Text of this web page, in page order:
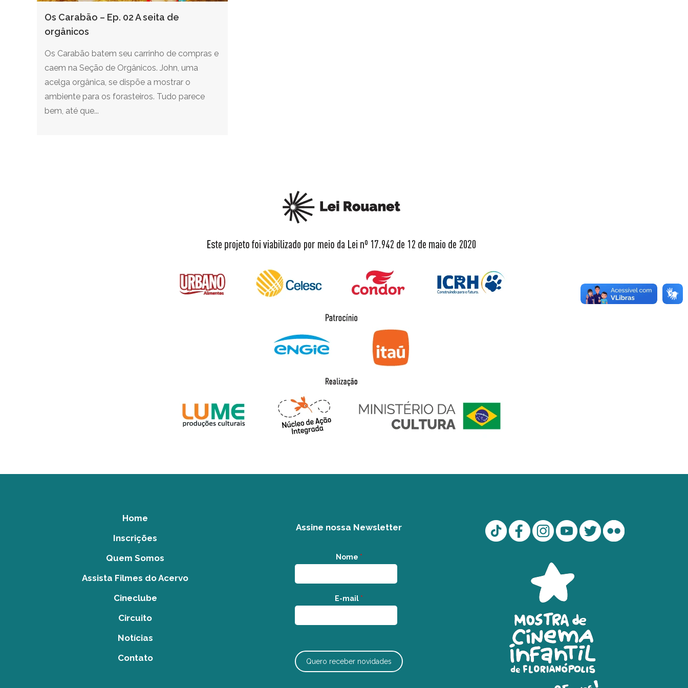
Os Carabão – Ep. 02 A seita de
orgânicos
Os Carabão batem seu carrinho de compras e
caem na Seção de Orgânicos. John, uma
acelga orgânica, se dispõe a mostrar o
ambiente para os forasteiros. Tudo parece
bem, até que...
Home
Inscrições
Quem Somos
Assista Filmes do Acervo
Cineclube
Circuito
Notícias
Contato
Assine nossa Newsletter
Nome *
E-mail *
Quero receber novidades